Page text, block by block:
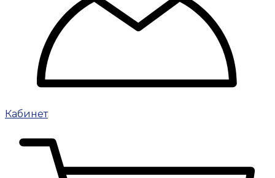
Кабинет